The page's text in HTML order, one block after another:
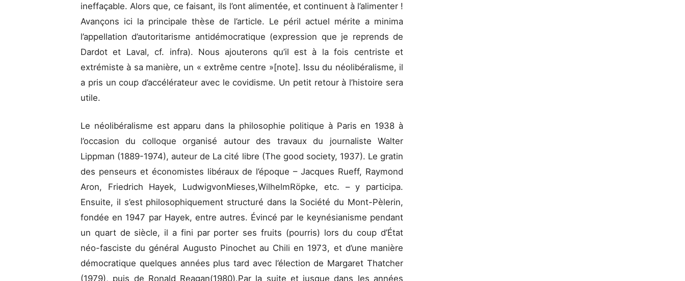
ineffaçable. Alors que, ce faisant, ils l’ont alimentée, et continuent à l’alimenter !
Avançons ici la principale thèse de l’article. Le péril actuel mérite a minima
l’appellation d’autoritarisme antidémocratique (expression que je reprends de
Dardot et Laval, cf. infra). Nous ajouterons qu’il est à la fois centriste et
extrémiste à sa manière, un « extrême centre »[note]. Issu du néolibéralisme, il
a pris un coup d’accélérateur avec le covidisme. Un petit retour à l’histoire sera
utile.
Le néolibéralisme est apparu dans la philosophie politique à Paris en 1938 à
l’occasion du colloque organisé autour des travaux du journaliste Walter
Lippman (1889-1974), auteur de La cité libre (The good society, 1937). Le gratin
des penseurs et économistes libéraux de l’époque – Jacques Rueff, Raymond
Aron, Friedrich Hayek, LudwigvonMieses,WilhelmRöpke, etc. – y participa.
Ensuite, il s’est philosophiquement structuré dans la Société du Mont-Pèlerin,
fondée en 1947 par Hayek, entre autres. Évincé par le keynésianisme pendant
un quart de siècle, il a fini par porter ses fruits (pourris) lors du coup d’État
néo-fasciste du général Augusto Pinochet au Chili en 1973, et d’une manière
démocratique quelques années plus tard avec l’élection de Margaret Thatcher
(1979), puis de Ronald Reagan(1980).Par la suite et jusque dans les années